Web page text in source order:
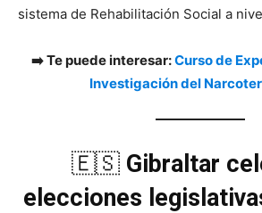
sistema de Rehabilitación Social a
➡️ Te puede interesar:Curso de
Investigación del
🇪🇸 Gibraltar
elecciones